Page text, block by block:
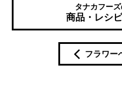
タナカフー
商品・レシ
フラワー